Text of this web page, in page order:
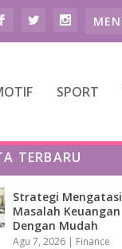
SPORT
TERBARU
Strategi Mengatasi
Masalah Keuangan
Dengan Mudah
Agu 7, 2026 | Finance